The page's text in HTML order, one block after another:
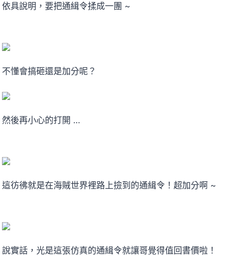
依具說明，要把通緝令揉成一團 ~
不懂會搞砸還是加分呢？
然後再小心的打開 …
這彷彿就是在海賊世界裡路上撿到的通緝令！超加分啊 ~
說實話，光是這張仿真的通緝令就讓哥覺得值回書價啦！